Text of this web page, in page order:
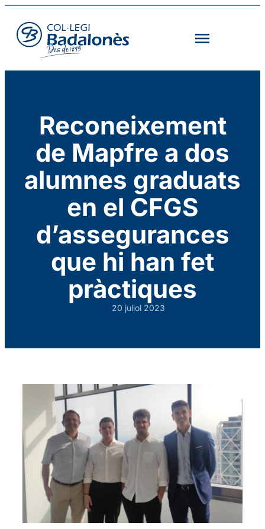
Reconeixement
de Mapfre a dos
alumnes graduats
en el CFGS
d’assegurances
que hi han fet
pràctiques
20 juliol 2023